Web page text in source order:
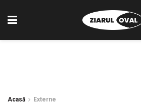
Acasă Externe